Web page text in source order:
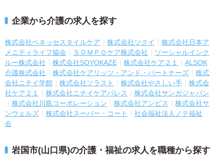
企業から介護の求人を探す
株式会社ベネッセスタイルケア 株式会社ツクイ
株式会社日本ア
メニティライフ協会
ＳＯＭＰＯケア株式会社
ソーシャルインク
ルー株式会社
株式会社SOYOKAZE 株式会社ケア２１
ALSOK
介護株式会社
株式会社ケアリッツ・アンド・パートナーズ
株式
会社ニチイ学館
株式会社ソラスト 株式会社やさしい手
株式会
社ケア２１
株式会社ニチイケアパレス
株式会社サンガジャパン
株式会社川島コーポレーション
株式会社アンビス
株式会社サ
ンウェルズ
株式会社スーパー・コート
社会福祉法人ノテ福祉
会
岩国市(山口県)の介護・福祉の求人を職種から探す